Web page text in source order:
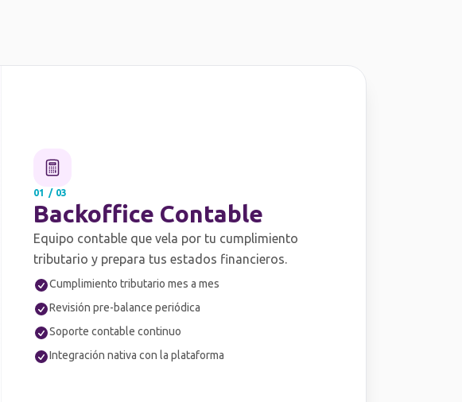
01 / 03
Backoffice Contable
Equipo contable que vela por tu cumplimiento
tributario y prepara tus estados financieros.
Cumplimiento tributario mes a mes
Revisión pre-balance periódica
Soporte contable continuo
Integración nativa con la plataforma